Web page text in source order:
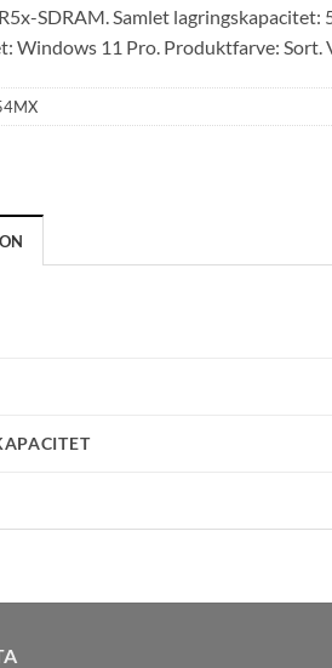
SDRAM. Samlet
Windows 11 Pro. Produktfarve: Sort.